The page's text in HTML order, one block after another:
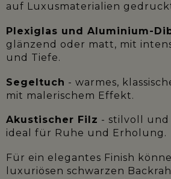
auf Luxusmaterialien
Plexiglas und Aluminium-
glänzend oder matt, mit
und Tiefe.
Segeltuch - warmes,
mit malerischem Effekt.
Akustischer Filz - stilvoll
ideal für Ruhe und Erholung.
Für ein elegantes Finish
luxuriösen schwarzen